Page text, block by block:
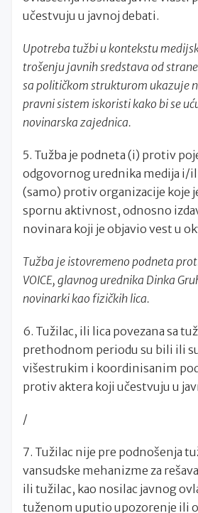
učestvuju u javnoj debati.
Upotreba tužbi u kontekstu
trošenju javnih sredstava od
sa političkom strukturom ukazuje
pravni sistem iskoristi kako bi se
novinarska zajednica.
5. Tužba je podneta (i) protiv
odgovornog urednika medija i/
(samo) protiv organizacije koje
spornu aktivnost, odnosno
novinara koji je objavio vest u
Tužba je istovremeno podneta
VOICE, glavnog urednika Dinka
novinarki kao fizičkih lica.
6. Tužilac, ili lica povezana sa
prethodnom periodu su bili ili
višestrukim i koordinisanim
protiv aktera koji učestvuju u
/
7. Tužilac nije pre podnošenja
vansudske mehanizme za
ili tužilac, kao nosilac javnog
tuženom uputio upozorenje ili